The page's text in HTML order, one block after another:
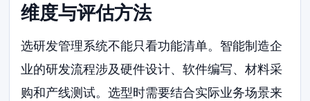
维度与评估方法
选研发管理系统不能只看功能清单。智能制造企
业的研发流程涉及硬件设计、软件编写、材料采
购和产线测试。选型时需要结合实际业务场景来